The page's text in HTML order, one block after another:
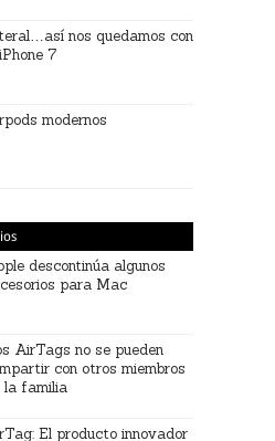
nos quedamos con
7
modernos
descontinúa algunos
para Mac
AirTags no se pueden
con otros miembros
la familia
El producto innovador